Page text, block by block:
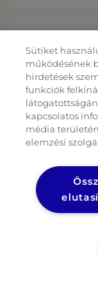
Sütiket
működésének
hirdetések
funkciók
kapcsolatos
média
elemzési